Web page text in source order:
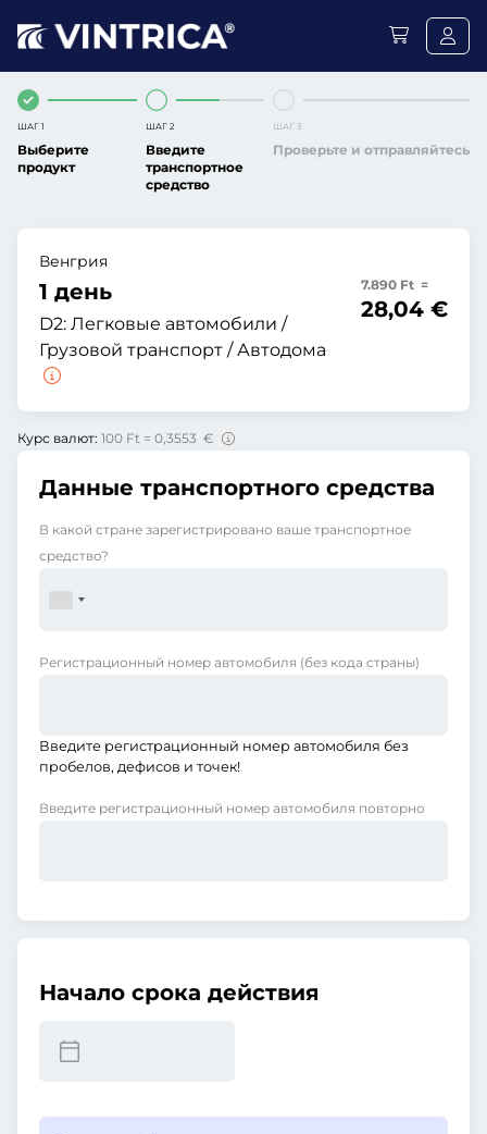
ШАГ 1
Выберите
продукт
ШАГ 2
Введите
транспортное
средство
ШАГ 3
Проверьте и отправляйтесь
Венгрия
1 день
D2: Легковые автомобили /
Грузовой транспорт / Автодома
7.890 Ft =
28,04 €
Курс валют: 100 Ft = 0,3553 €
Данные транспортного средства
В какой стране зарегистрировано ваше транспортное
средство?
Регистрационный номер автомобиля (без кода страны)
Введите регистрационный номер автомобиля без
пробелов, дефисов и точек!
Введите регистрационный номер автомобиля повторно
Начало срока действия